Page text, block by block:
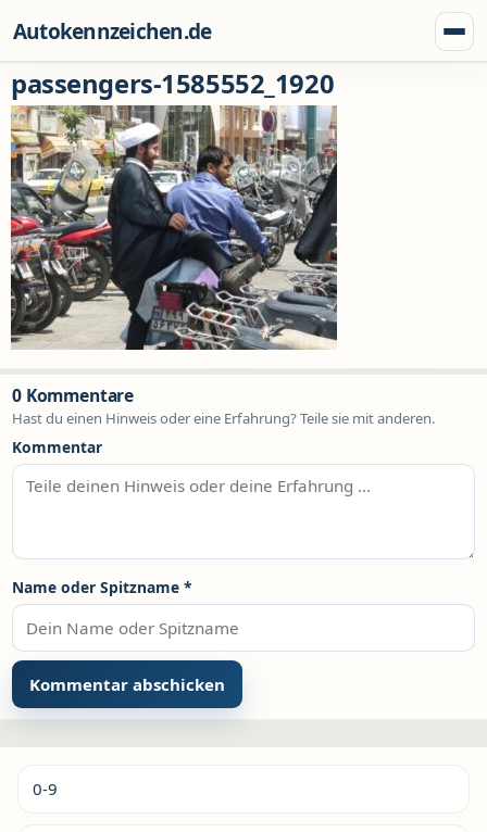
Autokennzeichen.de
passengers-1585552_1920
0 Kommentare
Hast du einen Hinweis oder eine Erfahrung? Teile sie mit anderen.
Kommentar
Name oder Spitzname *
0-9